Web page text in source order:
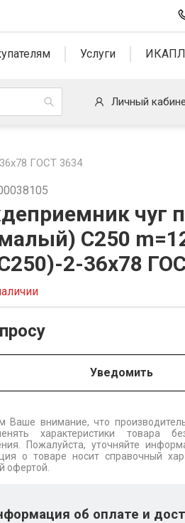
Услуги
Личный
ГОСТ 3634
чуг
С250
2-36х78
Уведомить
Ваше внимание, что
характеристики товара
Пожалуйста, уточняйте
о товаре носит справочный
офертой.
об оплате и